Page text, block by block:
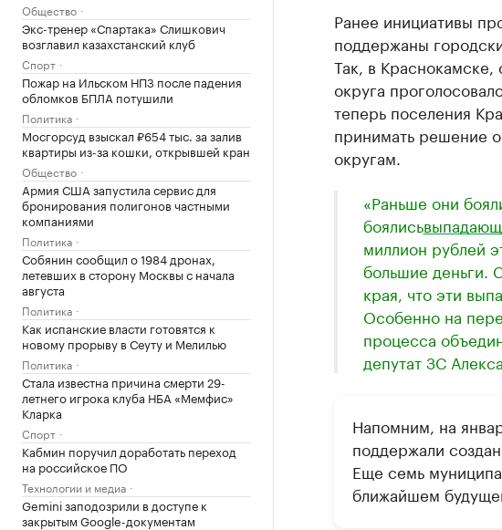
Общество
Экс-тренер «Спартака» Слишкович
возглавил казахстанский клуб
Спорт
Пожар на Ильском НПЗ после падения
обломков БПЛА потушили
Политика
Мосгорсуд взыскал ₽654 тыс. за залив
квартиры из-за кошки, открывшей кран
Общество
Армия США запустила сервис для
бронирования полигонов частными
компаниями
Политика
Собянин сообщил о 1984 дронах,
летевших в сторону Москвы с начала
августа
Политика
Как испанские власти готовятся к
новому прорыву в Сеуту и Мелилью
Политика
Стала известна причина смерти 29-
летнего игрока клуба НБА «Мемфис»
Кларка
Спорт
Кабмин поручил доработать переход
на российское ПО
Технологии и медиа
Gemini заподозрили в доступе к
закрытым Google-документам
Ранее инициативы
поддержаны
Так, в Краснокамске,
округа
теперь поселения
принимать решение
округам.
«Раньше они
боялись
миллион рублей
большие деньги.
края, что эти
Особенно на
процесса
депутат ЗС
Напомним, на
поддержали
Еще семь
ближайшем